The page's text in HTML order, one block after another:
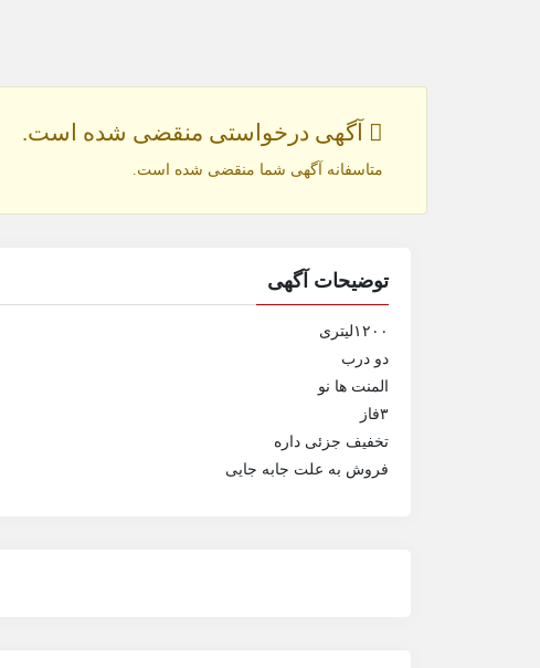
آگهی درخواستی منقضی شده است.
متاسفانه آگهی شما منقضی شده است.
توضیحات آگهی
۱۲۰۰لیتری
دو درب
المنت ها نو
۳فاز
تخفیف جزئی داره
فروش به علت جابه جایی